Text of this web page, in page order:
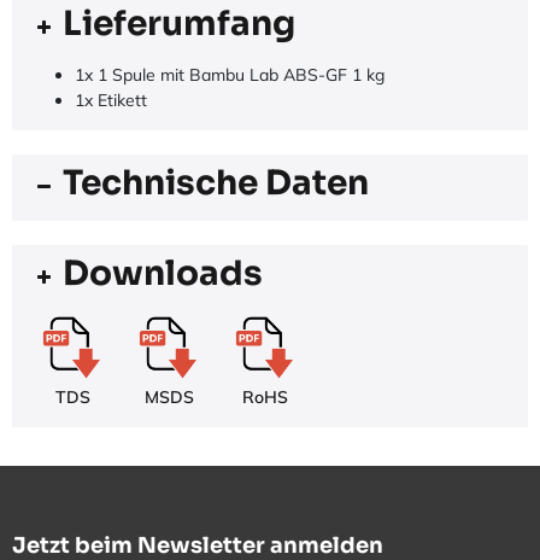
Lieferumfang
1x 1 Spule mit Bambu Lab ABS-GF 1 kg
1x Etikett
Technische Daten
Downloads
TDS MSDS RoHS
Jetzt beim Newsletter anmelden